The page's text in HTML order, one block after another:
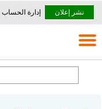
نشر إعلان إدارة الحساب